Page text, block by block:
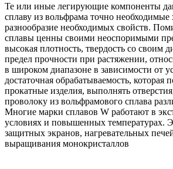
Те или иные легирующие компоненты
сплаву из вольфрама точно необходимые
разнообразие необходимых свойств.
сплавы ценны своими неоспоримыми
высокая плотность, твердость со своим
предел прочности при растяжении,
в широком диапазоне в зависимости от
достаточная обрабатываемость, которая
прокатные изделия, выполнять
проволоку из вольфрамового сплава
Многие марки сплавов W работают в
условиях и повышенных температурах.
защитных экранов, нагревательных
выращивания монокристаллов